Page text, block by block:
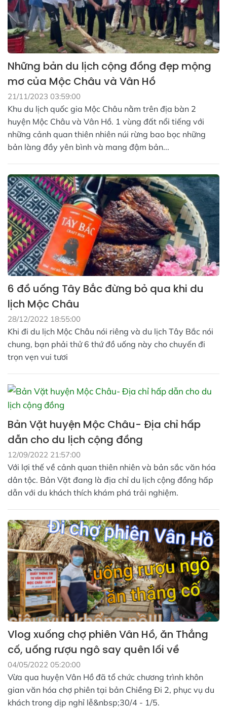
Những bản du lịch cộng đồng đẹp mộng
mơ của Mộc Châu và Vân Hồ
21/11/2023 03:59:00
Khu du lịch quốc gia Mộc Châu nằm trên địa bàn 2
huyện Mộc Châu và Vân Hồ. 1 vùng đất nổi tiếng với
những cảnh quan thiên nhiên núi rừng bao bọc những
bản làng đầy yên bình và mang đậm bản...
6 đồ uống Tây Bắc đừng bỏ qua khi du
lịch Mộc Châu
28/12/2022 18:55:00
Khi đi du lịch Mộc Châu nói riêng và du lịch Tây Bắc nói
chung, bạn phải thử 6 thứ đồ uống này cho chuyến đi
trọn vẹn vui tươi
Bản Vặt huyện Mộc Châu- Địa chỉ hấp
dẫn cho du lịch cộng đồng
12/09/2022 21:57:00
Với lợi thế về cảnh quan thiên nhiên và bản sắc văn hóa
dân tộc. Bản Vặt đang là địa chỉ du lịch cộng đồng hấp
dẫn với du khách thích khám phá trải nghiệm.
Vlog xuống chợ phiên Vân Hồ, ăn Thắng
cố, uống rượu ngô say quên lối về
04/05/2022 05:20:00
Vừa qua huyện Vân Hồ đã tổ chức chương trình khôn
gian văn hóa chợ phiên tại bản Chiềng Đi 2, phục vụ du
khách trong dịp nghỉ lễ&nbsp;30/4 - 1/5.